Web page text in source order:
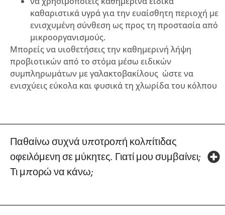
καθαριστικά υγρά για την ευαίσθητη περιοχή με
ενισχυμένη σύνθεση ως προς τη προστασία από
μικροοργανισμούς.
Μπορείς να υιοθετήσεις την καθημερινή λήψη
προβιοτικών από το στόμα μέσω ειδικών
συμπληρωμάτων με γαλακτοβακίλους ώστε να
ενισχύεις εύκολα και φυσικά τη χλωρίδα του κόλπου
Παθαίνω συχνά υποτροπή κολπίτιδας
οφειλόμενη σε μύκητες. Γιατί μου συμβαίνει;
Τι μπορώ να κάνω;